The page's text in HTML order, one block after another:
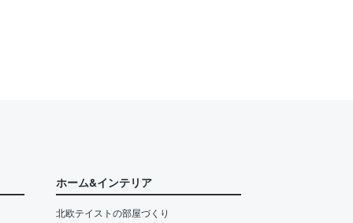
ホーム&インテリア
北欧テイストの部屋づくり